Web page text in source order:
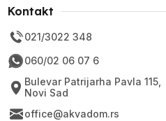
Kontakt
021/3022 348
060/02 06 07 6
Bulevar Patrijarha Pavla 115,
Novi Sad
office@akvadom.rs